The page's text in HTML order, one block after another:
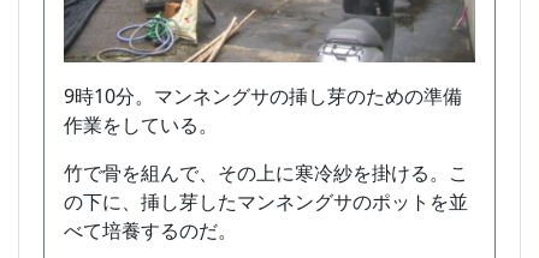
9時10分。マンネングサの挿し芽のための準備
作業をしている。
竹で骨を組んで、その上に寒冷紗を掛ける。こ
の下に、挿し芽したマンネングサのポットを並
べて培養するのだ。